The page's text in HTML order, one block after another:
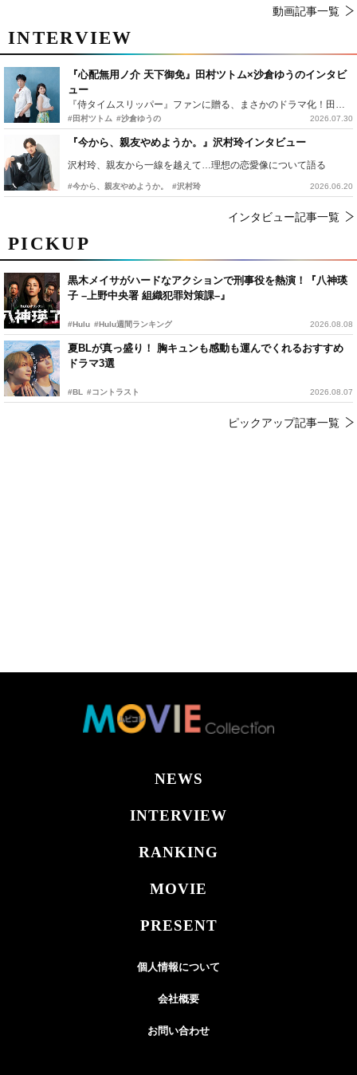
PICKUP
黒木メイサがハードなアクションで刑事役を熱演！『八神瑛
子 –上野中央署 組織犯罪対策課–』
#Hulu #Hulu週間ランキング 2026.08.08
夏BLが真っ盛り！ 胸キュンも感動も運んでくれるおすすめ
ドラマ3選
#BL #コントラスト 2026.08.07
ピックアップ記事一覧
動画記事一覧
INTERVIEW
『心配無用ノ介 天下御免』田村ツトム×沙倉ゆうのインタビ
ュー
『侍タイムスリッパー』ファンに贈る、まさかのドラマ化！田村ツトム×沙倉ゆうのが語る『心配無用ノ介』撮影秘話
#田村ツトム #沙倉ゆうの 2026.07.30
『今から、親友やめようか。』沢村玲インタビュー
沢村玲、親友から一線を越えて…理想の恋愛像について語る
#今から、親友やめようか。 #沢村玲 2026.06.20
インタビュー記事一覧
NEWS
INTERVIEW
RANKING
MOVIE
PRESENT
個人情報について
会社概要
お問い合わせ